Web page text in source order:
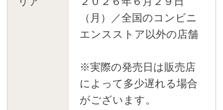
（月）／全国のコンビニ
エンスストア以外の店舗
※実際の発売日は販売店
によって多少遅れる場合
がございます。